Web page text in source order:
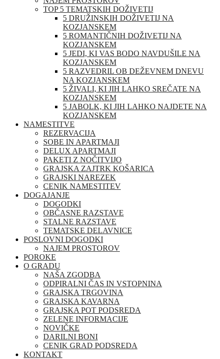
TOP 5 TEMATSKIH DOŽIVETIJ
5 DRUŽINSKIH DOŽIVETIJ NA
KOZJANSKEM
5 ROMANTIČNIH DOŽIVETIJ NA
KOZJANSKEM
5 JEDI, KI VAS BODO NAVDUŠILE NA
KOZJANSKEM
5 RAZVEDRIL OB DEŽEVNEM DNEVU
NA KOZJANSKEM
5 ŽIVALI, KI JIH LAHKO SREČATE NA
KOZJANSKEM
5 JABOLK, KI JIH LAHKO NAJDETE NA
KOZJANSKEM
NAMESTITVE
REZERVACIJA
SOBE IN APARTMAJI
DELUX APARTMAJI
PAKETI Z NOČITVIJO
GRAJSKA ZAJTRK KOŠARICA
GRAJSKI NAREZEK
CENIK NAMESTITEV
DOGAJANJE
DOGODKI
OBČASNE RAZSTAVE
STALNE RAZSTAVE
TEMATSKE DELAVNICE
POSLOVNI DOGODKI
NAJEM PROSTOROV
POROKE
O GRADU
NAŠA ZGODBA
ODPIRALNI ČAS IN VSTOPNINA
GRAJSKA TRGOVINA
GRAJSKA KAVARNA
GRAJSKA POT PODSREDA
ZELENE INFORMACIJE
NOVIČKE
DARILNI BONI
CENIK GRAD PODSREDA
KONTAKT